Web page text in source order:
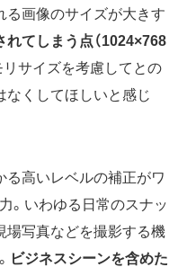
る画像のサイズが大きす
てしまう点（1024×768
リサイズを考慮してとの
なくしてほしいと感じ
る高いレベルの補正がワ
。いわゆる日常のスナッ
場写真などを撮影する機
ビジネスシーンを含めた